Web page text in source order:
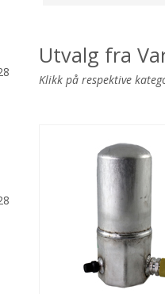
Utvalg fra
Klikk på respektive